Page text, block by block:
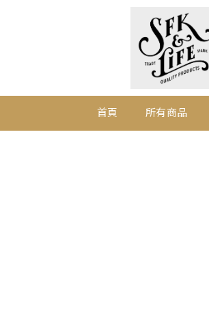
首頁 所有商品